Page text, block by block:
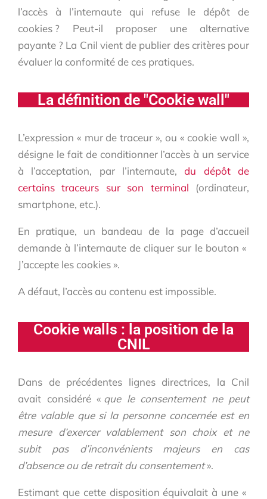
l’accès à l’internaute qui refuse le dépôt de
cookies ? Peut-il proposer une alternative
payante ? La Cnil vient de publier des critères pour
évaluer la conformité de ces pratiques.
La définition de "Cookie wall"
L’expression « mur de traceur », ou « cookie wall »,
désigne le fait de conditionner l’accès à un service
à l’acceptation, par l’internaute, du dépôt de
certains traceurs sur son terminal (ordinateur,
smartphone, etc.).
En pratique, un bandeau de la page d’accueil
demande à l’internaute de cliquer sur le bouton «
J’accepte les cookies ».
A défaut, l’accès au contenu est impossible.
Cookie walls : la position de la
CNIL
Dans de précédentes lignes directrices, la Cnil
avait considéré « que le consentement ne peut
être valable que si la personne concernée est en
mesure d’exercer valablement son choix et ne
subit pas d’inconvénients majeurs en cas
d’absence ou de retrait du consentement».
Estimant que cette disposition équivalait à une «